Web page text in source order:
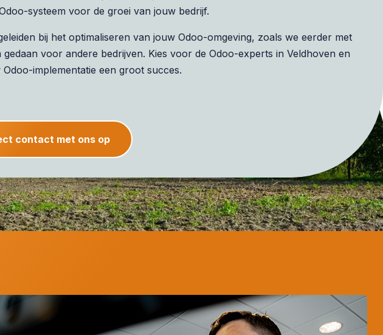
systeem voor de groei van jouw bedrijf.
bij het optimaliseren van jouw Odoo-omgeving, zoals we eerder met
gedaan voor andere bedrijven. Kies voor de Odoo-experts in Veldhoven en
implementatie een groot succes.
contact met ons op